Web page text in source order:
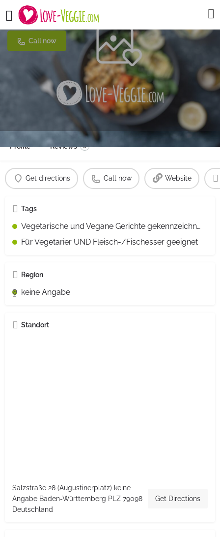
manna Die Spezerei
Call now
Profile Reviews 0
Get directions Call now Website
Tags
Vegetarische und Vegane Gerichte gekennzeichnet
Für Vegetarier UND Fleisch-/Fischesser geeignet
Region
keine Angabe
Standort
Salzstraße 28 (Augustinerplatz) keine
Angabe Baden-Württemberg PLZ 79098
Deutschland
Get Directions